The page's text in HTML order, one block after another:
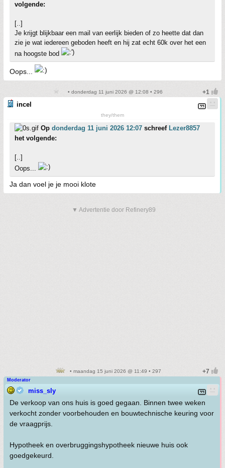
volgende:
[..]
Je krijgt blijkbaar een mail van eerlijk bieden of zo heette dat dan
zie je wat iedereen geboden heeft en hij zat echt 60k over het een
na hoogste bod
Oops...
• donderdag 11 juni 2026 @ 12:08 • 296
incel
they/them
Op donderdag 11 juni 2026 12:07 schreef Lezer8857
het volgende:
[..]
Oops...
Ja dan voel je je mooi klote
▼ Advertentie door Refinery89
• maandag 15 juni 2026 @ 11:49 • 297
Moderator
miss_sly
De verkoop van ons huis is goed gegaan. Binnen twee weken
verkocht zonder voorbehouden en bouwtechnische keuring voor
de vraagprijs.
Hypotheek en overbruggingshypotheek nieuwe huis ook
goedgekeurd.